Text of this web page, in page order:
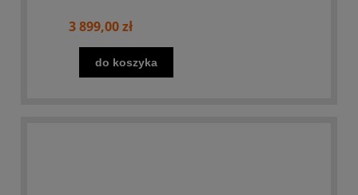
3 899,00 zł
do koszyka